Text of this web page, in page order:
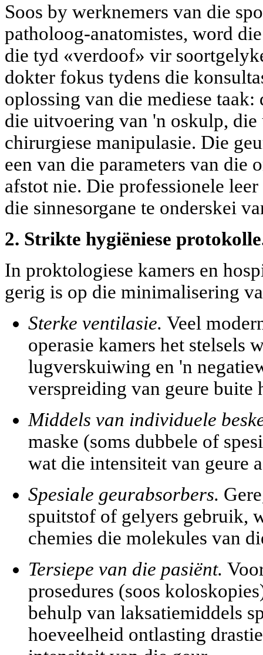
Soos by werknemers van die
patholoog-anatomistes, word
die tyd «verdoof» vir
dokter fokus tydens die
oplossing van die mediese
die uitvoering van 'n oskulp,
chirurgiese manipulasie. Die
een van die parameters van die
afstot nie. Die professionele
die sinnesorgane te onderskei
2. Strikte hygiëniese
In proktologiese kamers en
gerig is op die minimalisering
Sterke ventilasie. Veel
operasie kamers het stelsels
lugverskuiwing en 'n
verspreiding van geure buite
Middels van individuele
maske (soms dubbele of
wat die intensiteit van geure
Spesiale geurabsorbers.
spuitstof of gelyers gebruik,
chemies die molekules van
Tersiepe van die pasiënt.
prosedures (soos
behulp van laksatiemiddels
hoeveelheid ontlasting